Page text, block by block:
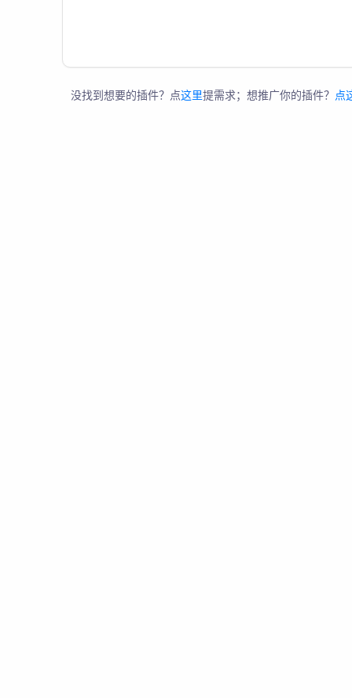
没找到想要的插件？点这里提需求；想推广你的插件？ 点